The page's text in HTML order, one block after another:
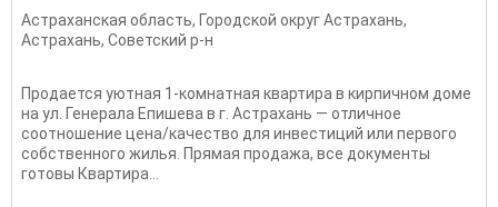
Астраханская область, Городской округ Астрахань,
Астрахань, Советский р-н
Продается уютная 1-комнатная квартира в кирпичном доме
на ул. Генерала Епишева в г. Астрахань — отличное
соотношение цена/качество для инвестиций или первого
собственного жилья. Прямая продажа, все документы
готовы Квартира...